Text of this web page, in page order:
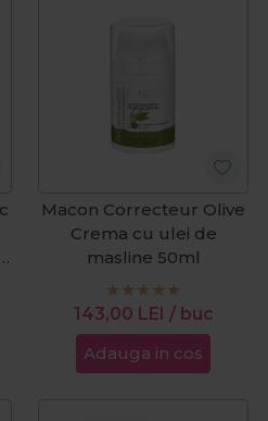
Macon Correcteur Olive
Crema cu ulei de
masline 50ml
143,00 LEI / buc
Adauga in cos